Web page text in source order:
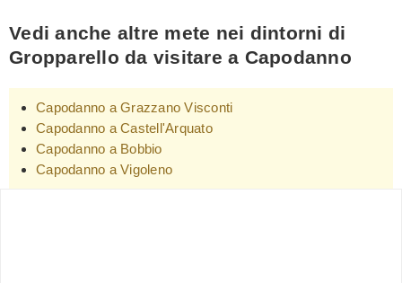
Vedi anche altre mete nei dintorni di
Gropparello da visitare a Capodanno
Capodanno a Grazzano Visconti
Capodanno a Castell'Arquato
Capodanno a Bobbio
Capodanno a Vigoleno